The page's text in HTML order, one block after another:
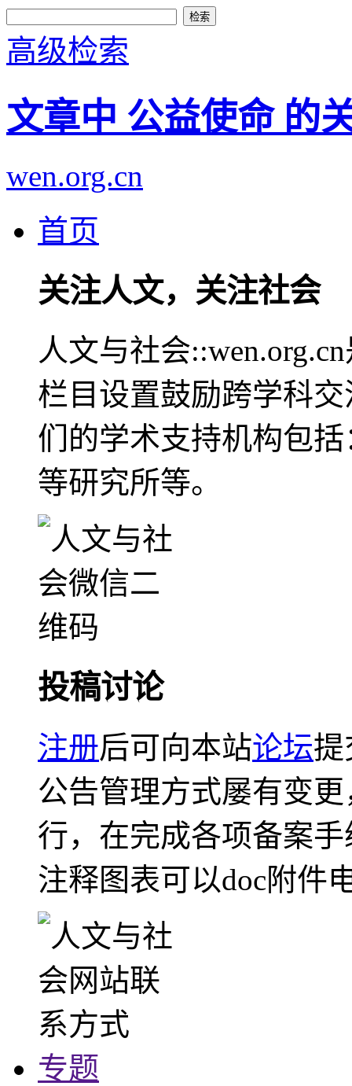
高级检索
文章中 公益使命 的
wen.org.cn
首页
关注人文，关注社会
人文与社会
栏目设置鼓励跨学科
们的学术支持机构包
等研究所等。
投稿讨论
注册后可向本站论坛提
公告管理方式屡有变
行，在完成各项备案
注释图表可以doc附件
专题